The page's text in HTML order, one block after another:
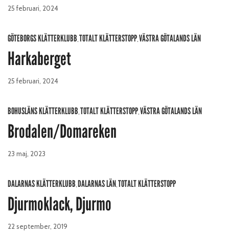
25 februari, 2024
GÖTEBORGS KLÄTTERKLUBB,TOTALT KLÄTTERSTOPP,VÄSTRA GÖTALANDS LÄN
Harkaberget
25 februari, 2024
BOHUSLÄNS KLÄTTERKLUBB,TOTALT KLÄTTERSTOPP,VÄSTRA GÖTALANDS LÄN
Brodalen/Domareken
23 maj, 2023
DALARNAS KLÄTTERKLUBB,DALARNAS LÄN,TOTALT KLÄTTERSTOPP
Djurmoklack, Djurmo
22 september, 2019